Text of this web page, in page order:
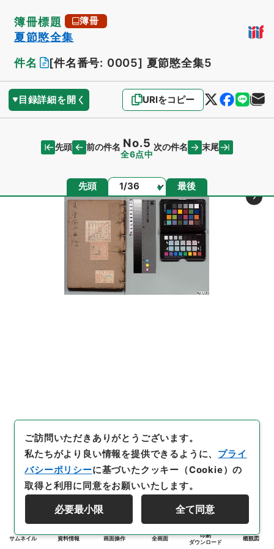
簿冊標題 簿冊
夏節愍全集
件名
[件名番号: 0005] 夏節愍全集5
目録詳細を開く URIをコピー
先頭 前の件名 No.5
全6点中
次の件名 末尾
先頭 ページ 最後
サムネイル 資料情報 画面操作 全画面
印刷
ダウンロード
概観図
ご訪問いただきありがとうございます。
私たちがより良い情報を提供できるように、 プライ
バシーポリシーに基づいたクッキー（Cookie）の
取得と利用に同意をお願いいたします。
必要最小限 全て同意